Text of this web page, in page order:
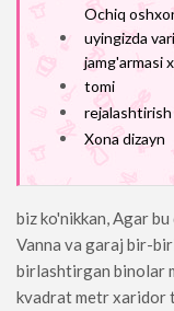
Ochiq
uyingizda
jamg'armasi
tomi
Xona dizayn
biz ko'nikkan, Agar
Vanna va garaj bir-
birlashtirgan binolar
kvadrat metr xaridor